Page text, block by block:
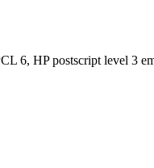
6, HP postscript level 3